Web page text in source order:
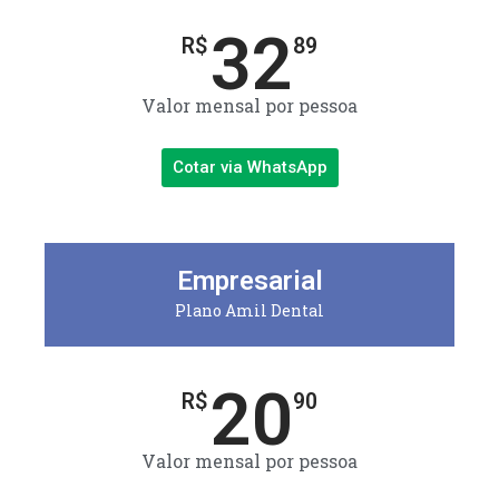
R$ 3289
Valor mensal por pessoa
Cotar via WhatsApp
Empresarial
Plano Amil Dental
R$ 2090
Valor mensal por pessoa